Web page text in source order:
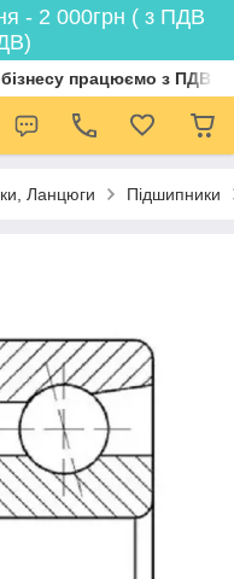
- 2 000грн ( з ПДВ
бізнесу працюємо з ПДВ
Ланцюги Підшипники